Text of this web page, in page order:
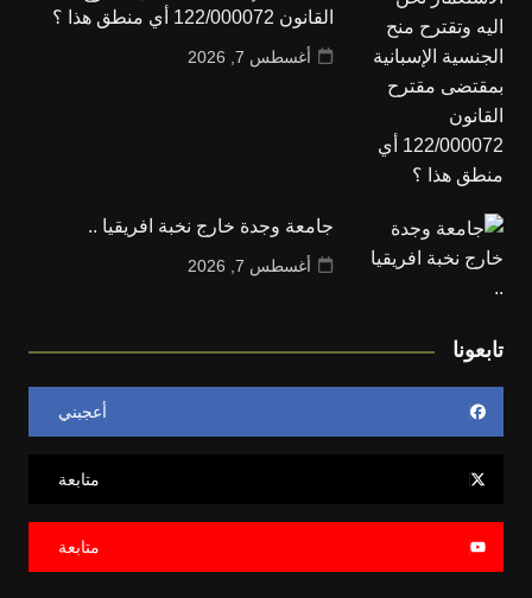
القانون 122/000072 أي منطق هذا ؟
أغسطس 7, 2026
جامعة وجدة خارج نخبة افريقيا ..
أغسطس 7, 2026
تابعونا
أعجبني
متابعة
متابعة